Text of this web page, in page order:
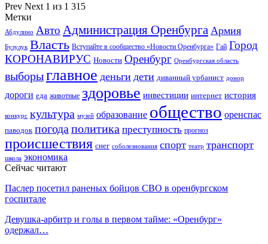
Prev Next 1 из 1 315
Метки
Абдулино Авто Администрация Оренбурга Армия
Бузулук Власть Вступайте в сообщество «Новости Оренбурга» Гай Город
КОРОНАВИРУС Новости Оренбург Оренбургская область
выборыглавное деньги дети диванный урбанист донор
дороги еда животные здоровье инвестиции интернет история
конкурс культура музей образование общество оренспас
паводок погода политика преступность прогноз
происшествия снег соболезнования спорт театр транспорт
школа экономика
Сейчас читают
Паслер посетил раненых бойцов СВО в оренбургском
госпитале
Девушка-арбитр и голы в первом тайме: «Оренбург»
одержал…